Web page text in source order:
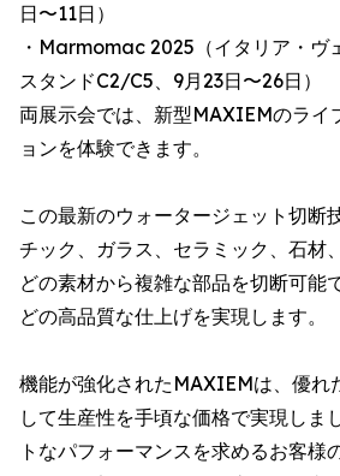
日〜11日）
・Marmomac 2025（イタリア・ヴ
スタンドC2/C5、9月23日〜26日）
両展示会では、新型MAXIEMのライ
ョンを体験できます。
この最新のウォータージェット切断
チック、ガラス、セラミック、石材
どの素材から複雑な部品を切断可能
どの高品質な仕上げを実現します。
機能が強化されたMAXIEMは、優れ
して生産性を手頃な価格で実現しま
トなパフォーマンスを求めるお客様